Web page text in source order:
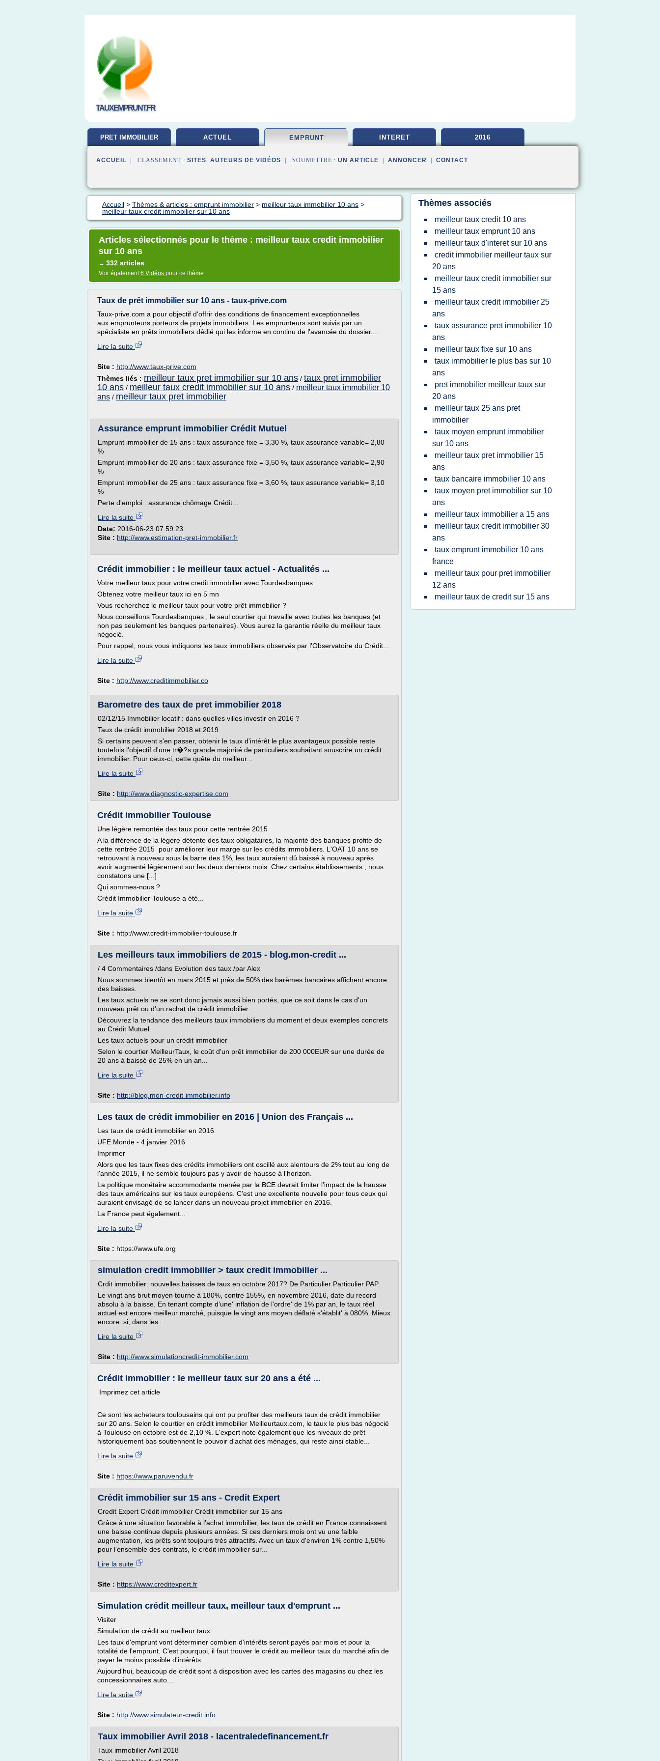
TAUXEMPRUNT.FR
PRET IMMOBILIER ACTUEL EMPRUNT INTERET 2016
ACCUEIL | CLASSEMENT : SITES, AUTEURS DE VIDÉOS | SOUMETTRE : UN ARTICLE ANNONCER CONTACT
Accueil > Thèmes & articles : emprunt immobilier > meilleur taux immobilier 10 ans >
meilleur taux credit immobilier sur 10 ans
Articles sélectionnés pour le thème : meilleur taux credit immobilier
sur 10 ans
→ 332 articles
Voir également6 Vidéos pour ce thème
Taux de prêt immobilier sur 10 ans - taux-prive.com
Taux-prive.com a pour objectif d'offrir des conditions de financement exceptionnelles
aux emprunteurs porteurs de projets immobiliers. Les emprunteurs sont suivis par un
spécialiste en prêts immobiliers dédié qui les informe en continu de l'avancée du dossier....
Lire la suite
Site : http://www.taux-prive.com
Thèmes liés : meilleur taux pret immobilier sur 10 ans / taux pret immobilier
10 ans / meilleur taux credit immobilier sur 10 ans / meilleur taux immobilier 10
ans / meilleur taux pret immobilier
Assurance emprunt immobilier Crédit Mutuel
Emprunt immobilier de 15 ans : taux assurance fixe = 3,30 %, taux assurance variable= 2,80
%
Emprunt immobilier de 20 ans : taux assurance fixe = 3,50 %, taux assurance variable= 2,90
%
Emprunt immobilier de 25 ans : taux assurance fixe = 3,60 %, taux assurance variable= 3,10
%
Perte d'emploi : assurance chômage Crédit...
Lire la suite
Date: 2016-06-23 07:59:23
Site : http://www.estimation-pret-immobilier.fr
Crédit immobilier : le meilleur taux actuel - Actualités ...
Votre meilleur taux pour votre credit immobilier avec Tourdesbanques
Obtenez votre meilleur taux ici en 5 mn
Vous recherchez le meilleur taux pour votre prêt immobilier ?
Nous conseillons Tourdesbanques , le seul courtier qui travaille avec toutes les banques (et
non pas seulement les banques partenaires). Vous aurez la garantie réelle du meilleur taux
négocié.
Pour rappel, nous vous indiquons les taux immobiliers observés par l'Observatoire du Crédit...
Lire la suite
Site : http://www.creditimmobilier.co
Barometre des taux de pret immobilier 2018
02/12/15 Immobilier locatif : dans quelles villes investir en 2016 ?
Taux de crédit immobilier 2018 et 2019
Si certains peuvent s'en passer, obtenir le taux d'intérêt le plus avantageux possible reste
toutefois l'objectif d'une tr�?s grande majorité de particuliers souhaitant souscrire un crédit
immobilier. Pour ceux-ci, cette quête du meilleur...
Lire la suite
Site : http://www.diagnostic-expertise.com
Crédit immobilier Toulouse
Une légère remontée des taux pour cette rentrée 2015
A la différence de la légère détente des taux obligataires, la majorité des banques profite de
cette rentrée 2015 pour améliorer leur marge sur les crédits immobiliers. L'OAT 10 ans se
retrouvant à nouveau sous la barre des 1%, les taux auraient dû baissé à nouveau après
avoir augmenté légèrement sur les deux derniers mois. Chez certains établissements , nous
constatons une [...]
Qui sommes-nous ?
Crédit Immobilier Toulouse a été...
Lire la suite
Site : http://www.credit-immobilier-toulouse.fr
Les meilleurs taux immobiliers de 2015 - blog.mon-credit ...
/ 4 Commentaires /dans Evolution des taux /par Alex
Nous sommes bientôt en mars 2015 et près de 50% des barèmes bancaires affichent encore
des baisses.
Les taux actuels ne se sont donc jamais aussi bien portés, que ce soit dans le cas d'un
nouveau prêt ou d'un rachat de crédit immobilier.
Découvrez la tendance des meilleurs taux immobiliers du moment et deux exemples concrets
au Crédit Mutuel.
Les taux actuels pour un crédit immobilier
Selon le courtier MeilleurTaux, le coût d'un prêt immobilier de 200 000EUR sur une durée de
20 ans à baissé de 25% en un an...
Lire la suite
Site : http://blog.mon-credit-immobilier.info
Les taux de crédit immobilier en 2016 | Union des Français ...
Les taux de crédit immobilier en 2016
UFE Monde - 4 janvier 2016
Imprimer
Alors que les taux fixes des crédits immobiliers ont oscillé aux alentours de 2% tout au long de
l'année 2015, il ne semble toujours pas y avoir de hausse à l'horizon.
La politique monétaire accommodante menée par la BCE devrait limiter l'impact de la hausse
des taux américains sur les taux européens. C'est une excellente nouvelle pour tous ceux qui
auraient envisagé de se lancer dans un nouveau projet immobilier en 2016.
La France peut également...
Lire la suite
Site : https://www.ufe.org
simulation credit immobilier > taux credit immobilier ...
Crdit immobilier: nouvelles baisses de taux en octobre 2017? De Particulier Particulier PAP.
Le vingt ans brut moyen tourne à 180%, contre 155%, en novembre 2016, date du record
absolu à la baisse. En tenant compte d'une' inflation de l'ordre' de 1% par an, le taux réel
actuel est encore meilleur marché, puisque le vingt ans moyen déflaté s'établit' à 080%. Mieux
encore: si, dans les...
Lire la suite
Site : http://www.simulationcredit-immobilier.com
Crédit immobilier : le meilleur taux sur 20 ans a été ...
Imprimez cet article
Ce sont les acheteurs toulousains qui ont pu profiter des meilleurs taux de crédit immobilier
sur 20 ans. Selon le courtier en crédit immobilier Meilleurtaux.com, le taux le plus bas négocié
à Toulouse en octobre est de 2,10 %. L'expert note également que les niveaux de prêt
historiquement bas soutiennent le pouvoir d'achat des ménages, qui reste ainsi stable...
Lire la suite
Site : https://www.paruvendu.fr
Crédit immobilier sur 15 ans - Credit Expert
Credit Expert Crédit immobilier Crédit immobilier sur 15 ans
Grâce à une situation favorable à l'achat immobilier, les taux de crédit en France connaissent
une baisse continue depuis plusieurs années. Si ces derniers mois ont vu une faible
augmentation, les prêts sont toujours très attractifs. Avec un taux d'environ 1% contre 1,50%
pour l'ensemble des contrats, le crédit immobilier sur...
Lire la suite
Site : https://www.creditexpert.fr
Simulation crédit meilleur taux, meilleur taux d'emprunt ...
Visiter
Simulation de crédit au meilleur taux
Les taux d'emprunt vont déterminer combien d'intérêts seront payés par mois et pour la
totalité de l'emprunt. C'est pourquoi, il faut trouver le crédit au meilleur taux du marché afin de
payer le moins possible d'intérêts.
Aujourd'hui, beaucoup de crédit sont à disposition avec les cartes des magasins ou chez les
concessionnaires auto....
Lire la suite
Site : http://www.simulateur-credit.info
Taux immobilier Avril 2018 - lacentraledefinancement.fr
Taux immobilier Avril 2018
Thèmes associés
meilleur taux credit 10 ans
meilleur taux emprunt 10 ans
meilleur taux d'interet sur 10 ans
credit immobilier meilleur taux sur
20 ans
meilleur taux credit immobilier sur
15 ans
meilleur taux credit immobilier 25
ans
taux assurance pret immobilier 10
ans
meilleur taux fixe sur 10 ans
taux immobilier le plus bas sur 10
ans
pret immobilier meilleur taux sur
20 ans
meilleur taux 25 ans pret
immobilier
taux moyen emprunt immobilier
sur 10 ans
meilleur taux pret immobilier 15
ans
taux bancaire immobilier 10 ans
taux moyen pret immobilier sur 10
ans
meilleur taux immobilier a 15 ans
meilleur taux credit immobilier 30
ans
taux emprunt immobilier 10 ans
france
meilleur taux pour pret immobilier
12 ans
meilleur taux de credit sur 15 ans